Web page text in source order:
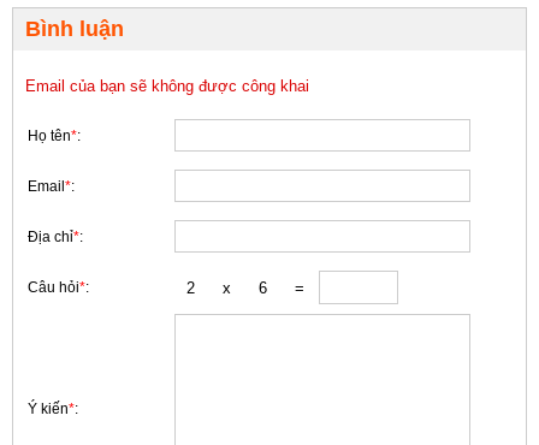
Bình luận
Email của bạn sẽ không được công khai
Họ tên*:
Email *:
Địa chỉ*:
Câu hỏi*:
Ý kiến*: